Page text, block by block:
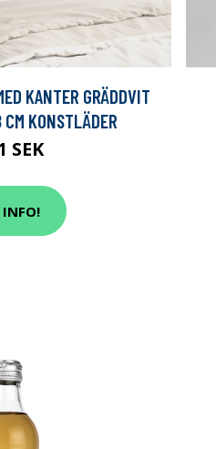
KANTER GRÄDDVIT
KONSTLÄDER
SEK
INFO!